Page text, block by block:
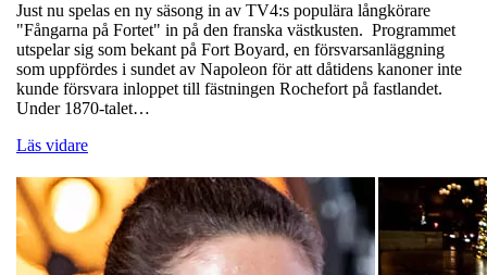
Just nu spelas en ny säsong in av TV4:s populära långkörare
"Fångarna på Fortet" in på den franska västkusten. Programmet
utspelar sig som bekant på Fort Boyard, en försvarsanläggning
som uppfördes i sundet av Napoleon för att dåtidens kanoner inte
kunde försvara inloppet till fästningen Rochefort på fastlandet.
Under 1870-talet…
Läs vidare